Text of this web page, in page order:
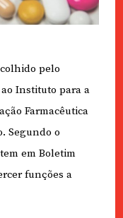
pelo
Instituto para a
Farmacêutica
Segundo o
em Boletim
funções a